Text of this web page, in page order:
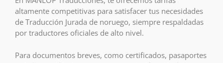
altamente competitivas para satisfacer tus necesidades
de Traducción Jurada de noruego, siempre respaldadas
por traductores oficiales de alto nivel.
Para documentos breves, como certificados, pasaportes